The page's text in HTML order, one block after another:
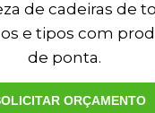
de cadeiras de
e tipos com
de ponta.
ORÇAMENTO